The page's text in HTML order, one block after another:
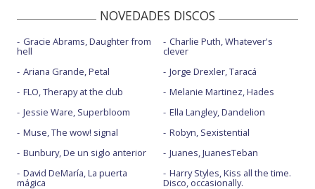
NOVEDADES DISCOS
Gracie Abrams, Daughter from
hell
Ariana Grande, Petal
FLO, Therapy at the club
Jessie Ware, Superbloom
Muse, The wow! signal
Bunbury, De un siglo anterior
David DeMaría, La puerta
mágica
Charlie Puth, Whatever's
clever
Jorge Drexler, Taracá
Melanie Martinez, Hades
Ella Langley, Dandelion
Robyn, Sexistential
Juanes, JuanesTeban
Harry Styles, Kiss all the time.
Disco, occasionally.